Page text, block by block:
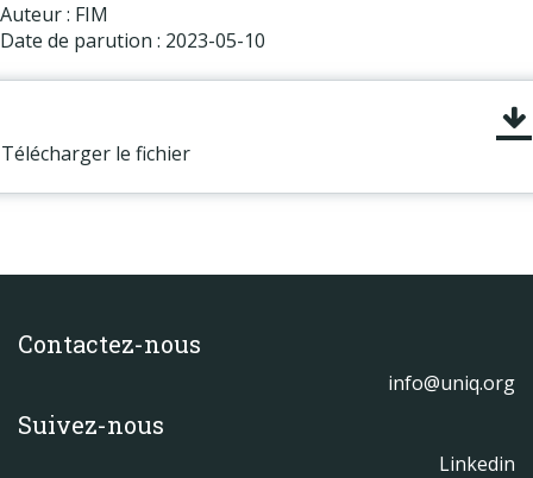
Auteur : FIM
Date de parution : 2023-05-10
Télécharger le fichier
Contactez-nous
info@uniq.org
Suivez-nous
Linkedin